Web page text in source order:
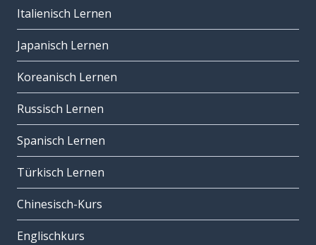
Italienisch Lernen
Japanisch Lernen
Koreanisch Lernen
Russisch Lernen
Spanisch Lernen
Türkisch Lernen
Chinesisch-Kurs
Englischkurs